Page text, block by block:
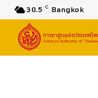
30.5 C Bangkok